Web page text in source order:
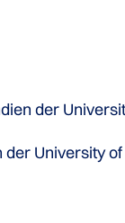
der
University